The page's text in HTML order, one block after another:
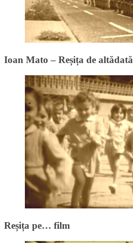
Ioan Mato – Reșița de altădată
Reșița pe… film